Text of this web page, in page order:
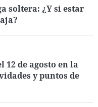
soltera: ¿Y si estar
12 de agosto en la
y puntos de